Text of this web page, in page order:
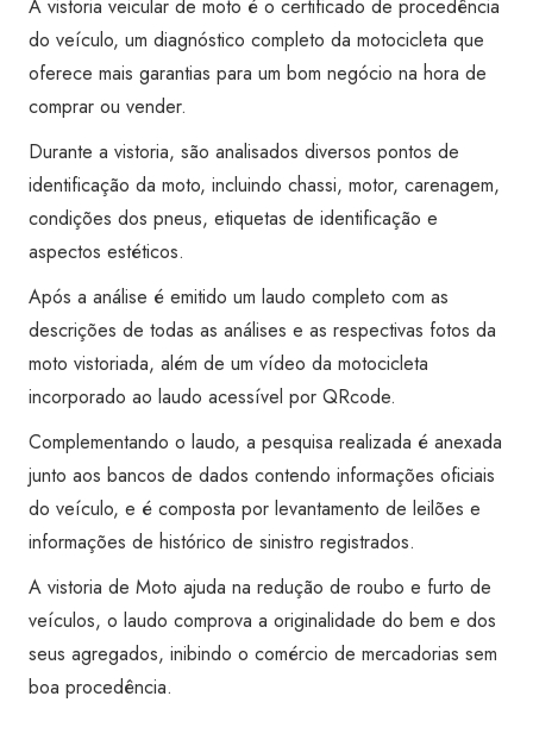
Super
Visão
Brasília
-
Plano
Piloto
quantidade
A vistoria veicular de moto é o certificado de procedência
do veículo, um diagnóstico completo da motocicleta que
oferece mais garantias para um bom negócio na hora de
comprar ou vender.
Durante a vistoria, são analisados diversos pontos de
identificação da moto, incluindo chassi, motor, carenagem,
condições dos pneus, etiquetas de identificação e
aspectos estéticos.
Após a análise é emitido um laudo completo com as
descrições de todas as análises e as respectivas fotos da
moto vistoriada, além de um vídeo da motocicleta
incorporado ao laudo acessível por QRcode.
Complementando o laudo, a pesquisa realizada é anexada
junto aos bancos de dados contendo informações oficiais
do veículo, e é composta por levantamento de leilões e
informações de histórico de sinistro registrados.
A vistoria de Moto ajuda na redução de roubo e furto de
veículos, o laudo comprova a originalidade do bem e dos
seus agregados, inibindo o comércio de mercadorias sem
boa procedência.